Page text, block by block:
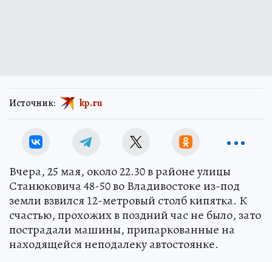
Источник: kp.ru
Вчера, 25 мая, около 22.30 в районе улицы
Станюковича 48-50 во Владивостоке из-под
земли взвился 12-метровый столб кипятка. К
счастью, прохожих в поздний час не было, зато
пострадали машины, припаркованные на
находящейся неподалеку автостоянке.